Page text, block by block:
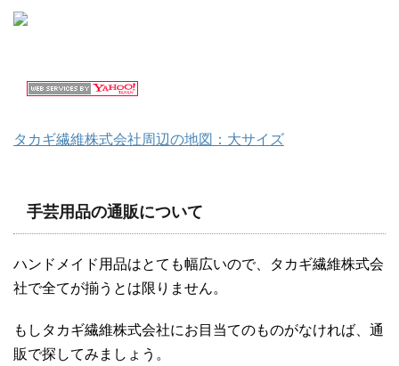
タカギ繊維株式会社周辺の地図：大サイズ
手芸用品の通販について
ハンドメイド用品はとても幅広いので、タカギ繊維株式会
社で全てが揃うとは限りません。
もしタカギ繊維株式会社にお目当てのものがなければ、通
販で探してみましょう。